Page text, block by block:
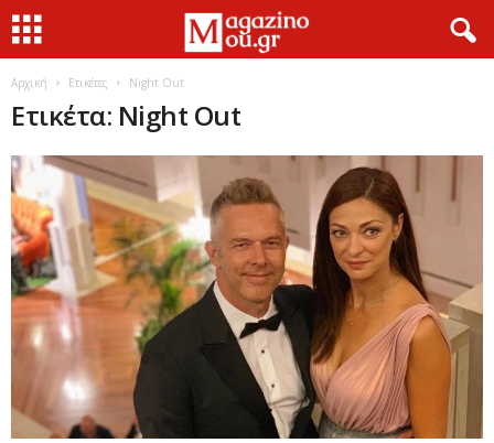
Αρχική Ετικέτες Night Out
Ετικέτα: Night Out